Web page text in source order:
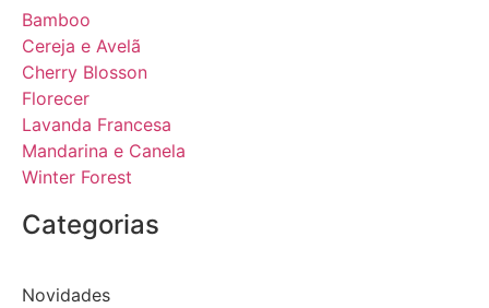
Bamboo
Cereja e Avelã
Cherry Blosson
Florecer
Lavanda Francesa
Mandarina e Canela
Winter Forest
Categorias
Novidades